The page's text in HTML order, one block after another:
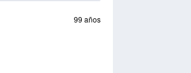
99 años